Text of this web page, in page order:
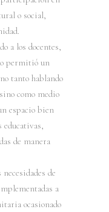
o social,
a los docentes,
permitió un
tanto hablando
como medio
espacio bien
educativas,
de manera
de
a
ocasionado